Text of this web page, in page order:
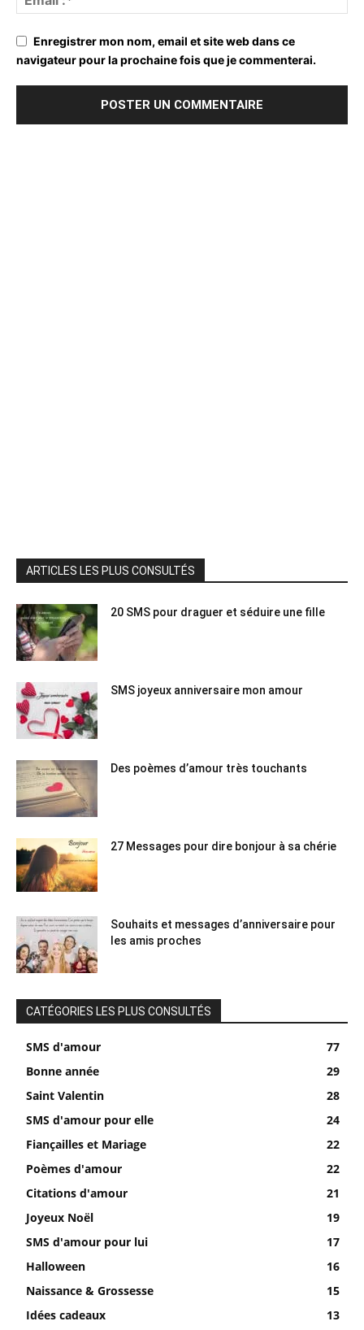
Enregistrer mon nom, email et site web dans ce
navigateur pour la prochaine fois que je commenterai.
ARTICLES LES PLUS CONSULTÉS
20 SMS pour draguer et séduire une fille
SMS joyeux anniversaire mon amour
Des poèmes d’amour très touchants
27 Messages pour dire bonjour à sa chérie
Souhaits et messages d’anniversaire pour
les amis proches
CATÉGORIES LES PLUS CONSULTÉS
SMS d'amour
77
Bonne année
29
Saint Valentin
28
SMS d'amour pour elle
24
Fiançailles et Mariage
22
Poèmes d'amour
22
Citations d'amour
21
Joyeux Noël
19
SMS d'amour pour lui
17
Halloween
16
Naissance & Grossesse
15
Idées cadeaux
13